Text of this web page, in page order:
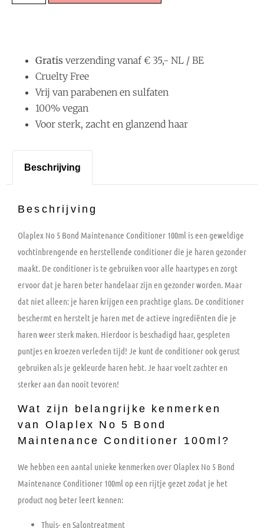
Gratis verzending vanaf € 35,- NL / BE
Cruelty Free
Vrij van parabenen en sulfaten
100% vegan
Voor sterk, zacht en glanzend haar
Beschrijving
Beschrijving
Olaplex No 5 Bond Maintenance Conditioner 100ml is een geweldige
vochtinbrengende en herstellende conditioner die je haren gezonder
maakt. De conditioner is te gebruiken voor alle haartypes en zorgt
ervoor dat je haren beter handelaar zijn en gezonder worden. Maar
dat niet alleen: je haren krijgen een prachtige glans. De conditioner
beschermt en herstelt je haren met de actieve ingrediënten die je
haren weer sterk maken. Hierdoor is beschadigd haar, gespleten
puntjes en kroezen verleden tijd! Je kunt de conditioner ook gerust
gebruiken als je gekleurde haren hebt. Je haar voelt zachter en
sterker aan dan nooit tevoren!
Wat zijn belangrijke kenmerken
van Olaplex No 5 Bond
Maintenance Conditioner 100ml?
We hebben een aantal unieke kenmerken over Olaplex No 5 Bond
Maintenance Conditioner 100ml op een rijtje gezet zodat je het
product nog beter leert kennen:
Thuis- en Salontreatment